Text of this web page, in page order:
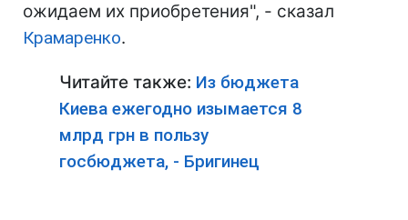
ожидаем их приобретения", - сказал
Крамаренко.
Читайте также: Из бюджета
Киева ежегодно изымается 8
млрд грн в пользу
госбюджета, - Бригинец